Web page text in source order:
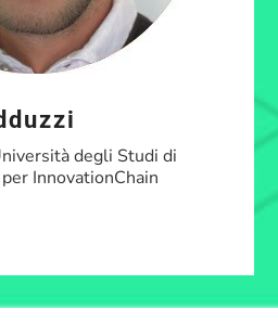
degli Studi di
InnovationChain